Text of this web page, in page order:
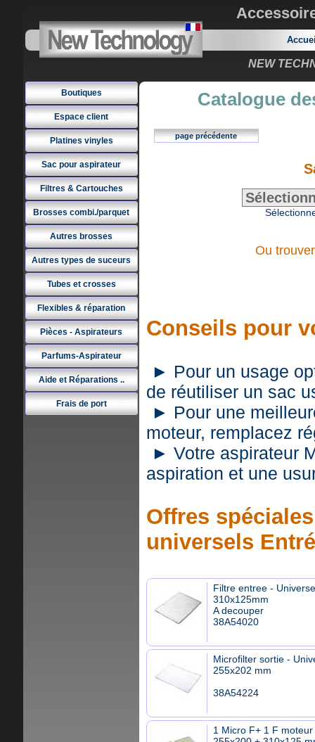
NEW
Boutiques
Espace client
Platines vinyles
Sac pour aspirateur
Filtres & Cartouches
Brosses combi./parquet
Autres brosses
Autres types de suceurs
Tubes et crosses
Flexibles & réparation
Pièces - Aspirateurs
Parfums-Aspirateur
Aide et Réparations ..
Frais de port
Catalogue
page précédente
Ou
Conseils pour
► Pour un usage
de réutiliser un sac
► Pour une
moteur, remplacez
► Votre aspirateur
aspiration et une
Offres
universels
Filtre entree -
310x125mm
A decouper
38A54020
Microfilter sortie -
255x202 mm
38A54224
1 Micro F+ 1 F